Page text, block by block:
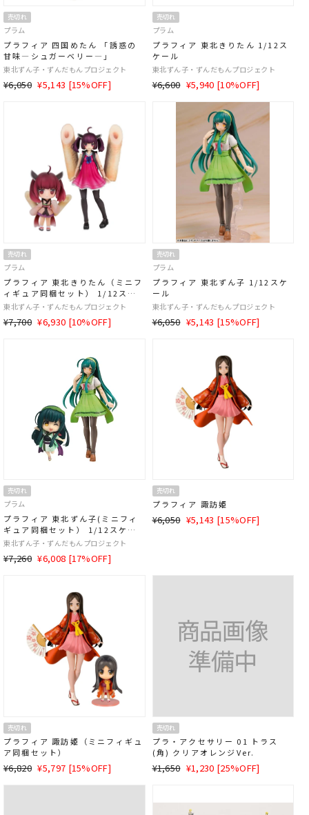
売切れ
プラム
プラフィア 四国めたん 「誘惑の
甘味―シュガーベリー―」
東北ずん子・ずんだもんプロジェクト
通
¥6,050 SALE
¥5,143 [15%OFF]
売切れ
プラム
プラフィア 東北きりたん 1/12ス
ケール
東北ずん子・ずんだもんプロジェクト
通
¥6,600 SALE
¥5,940 [10%OFF]
売切れ
プラム
プラフィア 東北きりたん（ミニフ
ィギュア同梱セット） 1/12スケ
ール
東北ずん子・ずんだもんプロジェクト
通
¥7,700 SALE
¥6,930 [10%OFF]
売切れ
プラム
プラフィア 東北ずん子 1/12スケ
ール
東北ずん子・ずんだもんプロジェクト
通
¥6,050 SALE
¥5,143 [15%OFF]
売切れ
プラム
プラフィア 東北ずん子(ミニフィ
ギュア同梱セット） 1/12スケー
ル
東北ずん子・ずんだもんプロジェクト
通
¥7,260 SALE
¥6,008 [17%OFF]
売切れ
プラフィア 諏訪姫
通
¥6,050 SALE
¥5,143 [15%OFF]
売切れ
プラフィア 諏訪姫（ミニフィギュ
ア同梱セット）
通
¥6,820 SALE
¥5,797 [15%OFF]
売切れ
プラ・アクセサリー 01 トラス
(角) クリアオレンジVer.
通
格
¥1,650 SALE
¥1,230 [25%OFF]